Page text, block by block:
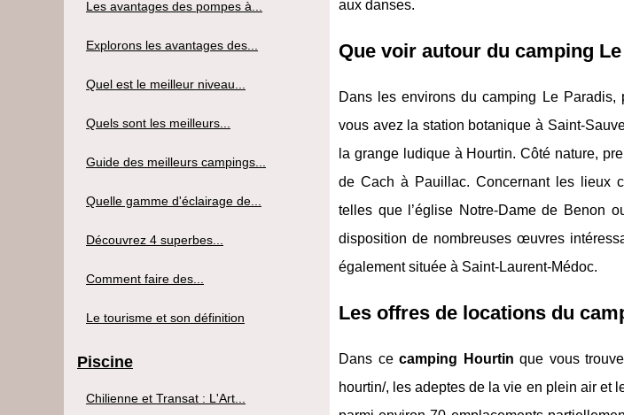
aux danses.
Que voir autour du camping
Dans les environs du camping Le Paradis,
vous avez la station botanique à Saint-
la grange ludique à Hourtin. Côté nature,
de Cach à Pauillac. Concernant les lieux
telles que l’église Notre-Dame de Benon
disposition de nombreuses œuvres
également située à Saint-Laurent-Médoc.
Les offres de locations du
Dans ce camping Hourtin que vous
hourtin/, les adeptes de la vie en plein air et
Les avantages des pompes à...
Explorons les avantages des...
Quel est le meilleur niveau...
Quels sont les meilleurs...
Guide des meilleurs campings...
Quelle gamme d'éclairage de...
Découvrez 4 superbes...
Comment faire des...
Le tourisme et son définition
Piscine
Chilienne et Transat : L'Art...